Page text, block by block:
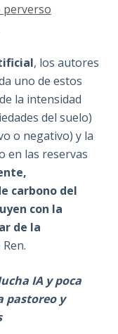
perverso
, los autores
uno de estos
la intensidad
del suelo)
o negativo) y la
en las reservas
carbono del
con la
de la
Ren.
IA y poca
pastoreo y